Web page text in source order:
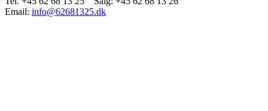
Email: info@62681325.dk